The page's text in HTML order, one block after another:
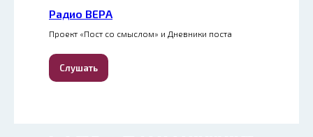
Радио ВЕРА
Проект «Пост со смыслом» и Дневники поста
Слушать